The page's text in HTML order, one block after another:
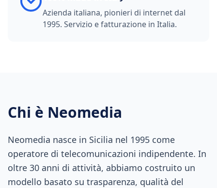
Azienda italiana, pionieri di internet dal
1995. Servizio e fatturazione in Italia.
Chi è Neomedia
Neomedia nasce in Sicilia nel 1995 come
operatore di telecomunicazioni indipendente. In
oltre 30 anni di attività, abbiamo costruito un
modello basato su trasparenza, qualità del